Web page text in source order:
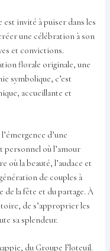
est invité à puiser dans les
une célébration à son
et convictions.
florale originale, une
symbolique, c’est
accueillante et
d’une
personnel où l’amour
où la beauté, l’audace et
de couples à
de la fête et du partage. À
de s’approprier les
sa splendeur.
du Groupe Floteuil.